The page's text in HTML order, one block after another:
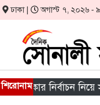
ঢাকা | অগাস্ট ৭, ২০২৬ -
শিরোনামনির্বাচন নিয়ে